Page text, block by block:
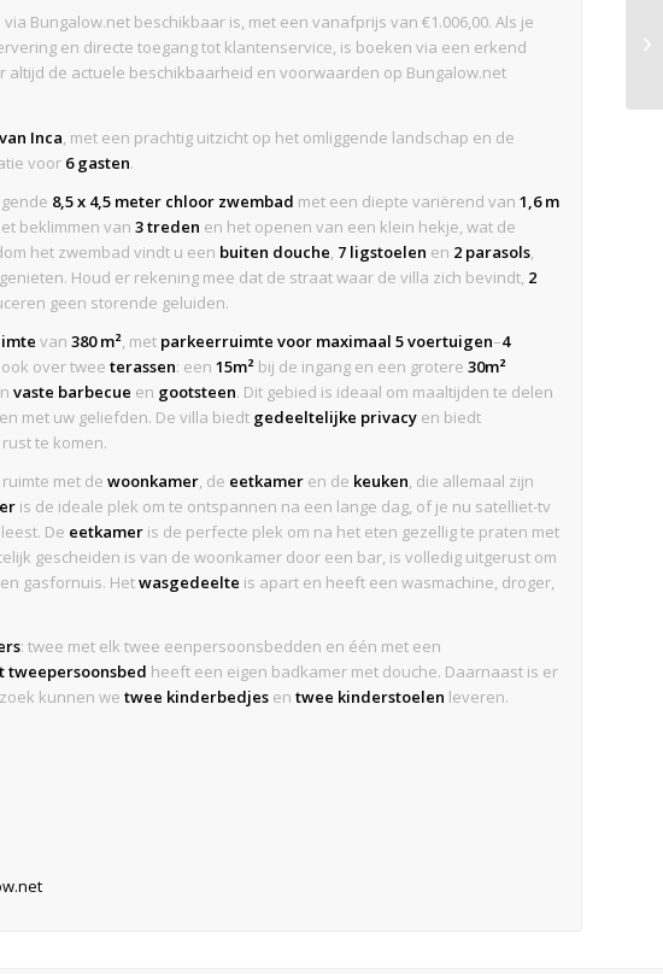
Bungalow.net beschikbaar is, met een vanafprijs van €1.006,00. Als je
en directe toegang tot klantenservice, is boeken via een erkend
de actuele beschikbaarheid en voorwaarden op Bungalow.net
Inca , met een prachtig uitzicht op het omliggende landschap en de
voor 6 gasten.
8,5 x 4,5 meter chloor zwembad met een diepte variërend van1,6 m
beklimmen van3 treden en het openen van een klein hekje, wat de
het zwembad vindt u een buiten douche 7 ligstoelen en 2 parasols
Houd er rekening mee dat de straat waar de villa zich bevindt, 2
geen storende geluiden.
van380 m², met parkeerruimte voor maximaal 5 voertuigen–4
ook over tweeterassen: een15m² bij de ingang en een grotere30m²
vaste barbecue en gootsteen. Dit gebied is ideaal om maaltijden te delen
met uw geliefden. De villa biedt gedeeltelijke privacy en biedt
te komen.
ruimte met dewoonkamer, de eetkamer en de keuken, die allemaal zijn
is de ideale plek om te ontspannen na een lange dag, of je nu satelliet-tv
De eetkamer is de perfecte plek om na het eten gezellig te praten met
gescheiden is van de woonkamer door een bar, is volledig uitgerust om
gasfornuis. Hetwasgedeelte is apart en heeft een wasmachine, droger,
: twee met elk twee eenpersoonsbedden en één met een
tweepersoonsbed heeft een eigen badkamer met douche. Daarnaast is er
kunnen wetwee kinderbedjes entwee kinderstoelen leveren.